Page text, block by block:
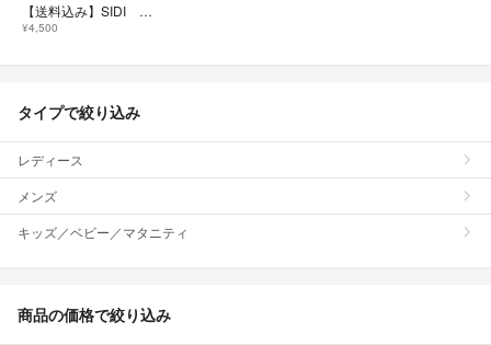
【送料込み】SIDI シューズ 45.5サイズ
¥4,500
タイプで絞り込み
レディース
メンズ
キッズ／ベビー／マタニティ
商品の価格で絞り込み